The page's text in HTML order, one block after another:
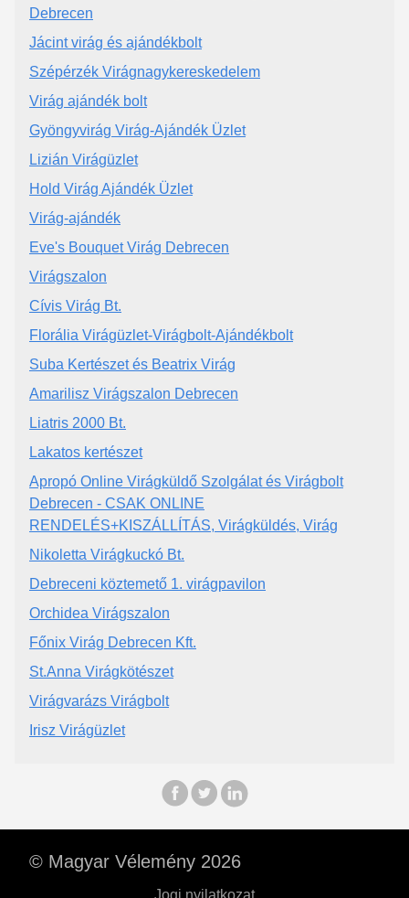
Debrecen
Jácint virág és ajándékbolt
Szépérzék Virágnagykereskedelem
Virág ajándék bolt
Gyöngyvirág Virág-Ajándék Üzlet
Lizián Virágüzlet
Hold Virág Ajándék Üzlet
Virág-ajándék
Eve's Bouquet Virág Debrecen
Virágszalon
Cívis Virág Bt.
Florália Virágüzlet-Virágbolt-Ajándékbolt
Suba Kertészet és Beatrix Virág
Amarilisz Virágszalon Debrecen
Liatris 2000 Bt.
Lakatos kertészet
Apropó Online Virágküldő Szolgálat és Virágbolt
Debrecen - CSAK ONLINE
RENDELÉS+KISZÁLLÍTÁS, Virágküldés, Virág
Nikoletta Virágkuckó Bt.
Debreceni köztemető 1. virágpavilon
Orchidea Virágszalon
Főnix Virág Debrecen Kft.
St.Anna Virágkötészet
Virágvarázs Virágbolt
Irisz Virágüzlet
© Magyar Vélemény 2026
Jogi nyilatkozat